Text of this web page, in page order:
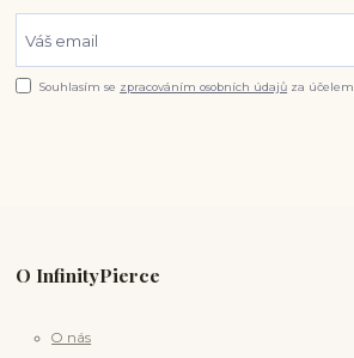
Souhlasím se zpracováním osobních údajů za
O InfinityPierce
O nás